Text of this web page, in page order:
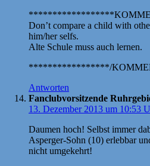
Don’t compare a child with
him/her selfs.
Alte Schule muss auch lernen.
*****************/
Antworten
Fanclubvorsitzende
13. Dezember 2013 um 10:53
Daumen hoch! Selbst immer
Asperger-Sohn (10) erlebbar
nicht umgekehrt!